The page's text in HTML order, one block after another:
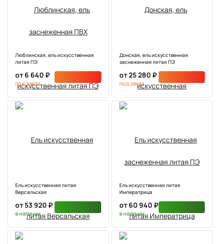
Люблинская, ель искусственная
литая ПЭ
от 6 640 ₽
под заказ
Донская, ель искусственная
заснеженная литая ПЭ
от 25 280 ₽
под заказ
Ель искусственная литая
Версальская
от 53 920 ₽
в наличии
Ель искусственная литая
Императрица
от 60 940 ₽
в наличии